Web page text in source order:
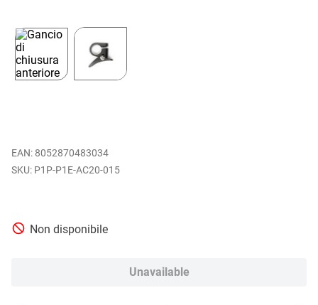
EAN: 8052870483034
P1P-P1E-AC20-015
Non disponibile
Unavailable